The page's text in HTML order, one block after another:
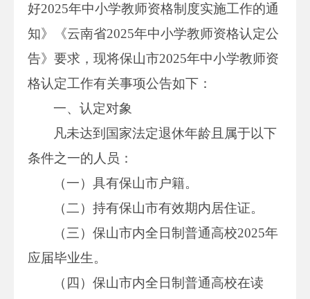
好2025年中小学教师资格制度实施工作的通
知》《云南省2025年中小学教师资格认定公
告》要求，现将保山市2025年中小学教师资
格认定工作有关事项公告如下：
一、认定对象
凡未达到国家法定退休年龄且属于以下
条件之一的人员：
（一）具有保山市户籍。
（二）持有保山市有效期内居住证。
（三）保山市内全日制普通高校2025年
应届毕业生。
（四）保山市内全日制普通高校在读